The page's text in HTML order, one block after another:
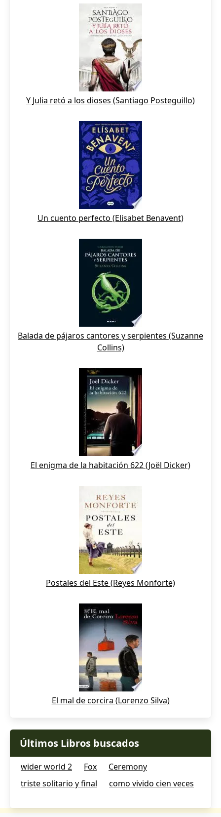
Y Julia retó a los dioses (Santiago Posteguillo)
Un cuento perfecto (Elisabet Benavent)
Balada de pájaros cantores y serpientes (Suzanne
Collins)
El enigma de la habitación 622 (Joël Dicker)
Postales del Este (Reyes Monforte)
El mal de corcira (Lorenzo Silva)
Últimos Libros buscados
wider world 2 Fox
Ceremony
triste solitario y final
como vivido cien veces